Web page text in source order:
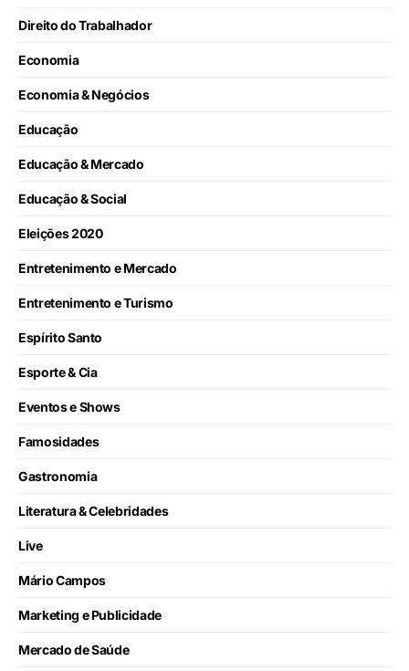
Direito do Trabalhador
Economia
Economia & Negócios
Educação
Educação & Mercado
Educação & Social
Eleições 2020
Entretenimento e Mercado
Entretenimento e Turismo
Espírito Santo
Esporte & Cia
Eventos e Shows
Famosidades
Gastronomia
Literatura & Celebridades
Live
Mário Campos
Marketing e Publicidade
Mercado de Saúde